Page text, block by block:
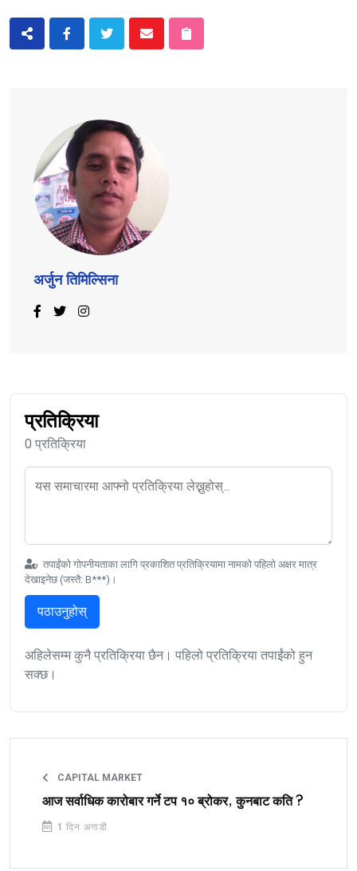
अर्जुन तिमिल्सिना
प्रतिक्रिया
0 प्रतिक्रिया
तपाईंको गोपनीयताका लागि प्रकाशित प्रतिक्रियामा नामको पहिलो अक्षर मात्र
देखाइनेछ (जस्तै: B***)।
पठाउनुहोस्
अहिलेसम्म कुनै प्रतिक्रिया छैन। पहिलो प्रतिक्रिया तपाईंको हुन
सक्छ।
CAPITAL MARKET
आज सर्वाधिक कारोबार गर्ने टप १० ब्रोकर, कुनबाट कति ?
1 दिन अगाडी